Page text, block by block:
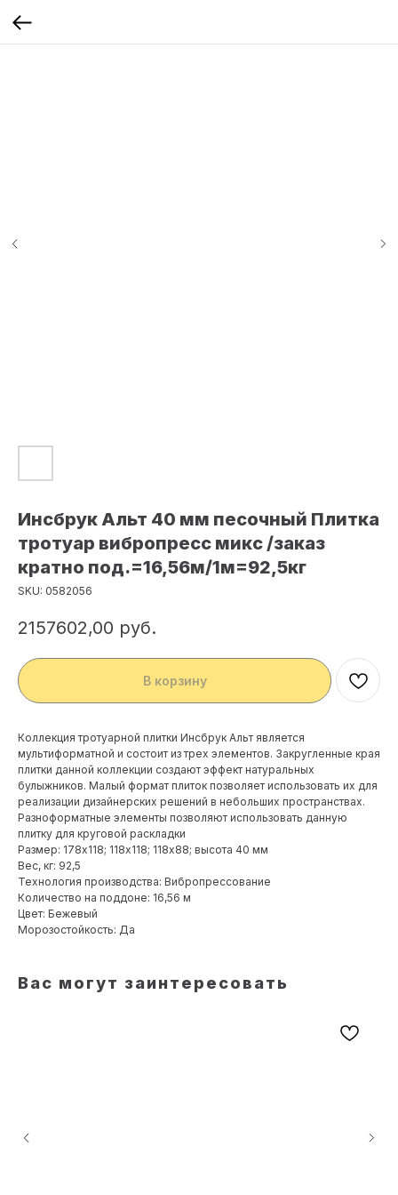
Инсбрук Альт 40 мм песочный Плитка
тротуар вибропресс микс /заказ
кратно под.=16,56м/1м=92,5кг
SKU: 0582056
2157602,00 руб.
В корзину
Коллекция тротуарной плитки Инсбрук Альт является
мультиформатной и состоит из трех элементов. Закругленные края
плитки данной коллекции создают эффект натуральных
булыжников. Малый формат плиток позволяет использовать их для
реализации дизайнерских решений в небольших пространствах.
Разноформатные элементы позволяют использовать данную
плитку для круговой раскладки
Размер: 178х118; 118х118; 118х88; высота 40 мм
Вес, кг: 92,5
Технология производства: Вибропрессование
Количество на поддоне: 16,56 м
Цвет: Бежевый
Морозостойкость: Да
Вас могут заинтересовать